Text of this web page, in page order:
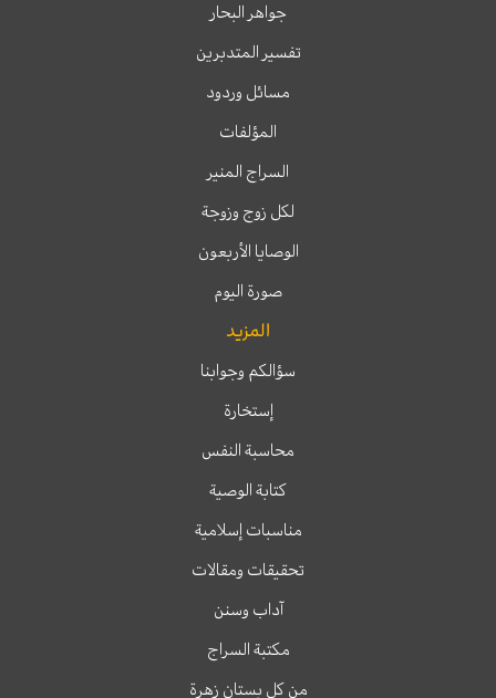
جواهر البحار
تفسير المتدبرين
مسائل وردود
المؤلفات
السراج المنير
لكل زوج وزوجة
الوصايا الأربعون
صورة اليوم
المزيد
سؤالكم وجوابنا
إستخارة
محاسبة النفس
كتابة الوصية
مناسبات إسلامية
تحقيقات ومقالات
آداب وسنن
مكتبة السراج
من كل بستان زهرة